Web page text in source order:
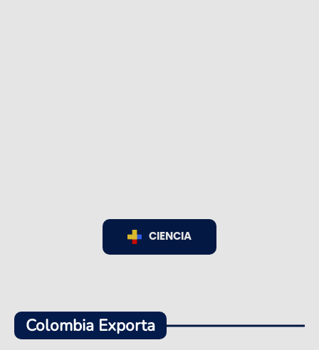
CIENCIA
Colombia Exporta